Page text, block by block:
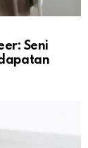
Seni